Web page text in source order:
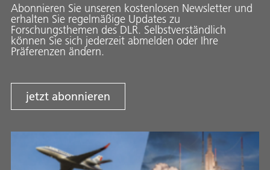
Abonnieren Sie unseren kostenlosen Newsletter und
erhalten Sie regelmäßige Updates zu
Forschungsthemen des DLR. Selbstverständlich
können Sie sich jederzeit abmelden oder Ihre
Präferenzen ändern.
jetzt abonnieren